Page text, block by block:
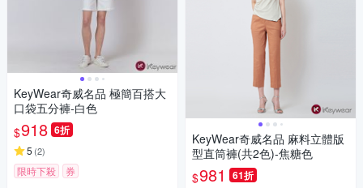
KeyWear奇威名品 極簡百搭大
口袋五分褲-白色
$918 6折
5 (2)
限時下殺 券
KeyWear奇威名品 麻料立體版
型直筒褲(共2色)-焦糖色
$981 61折